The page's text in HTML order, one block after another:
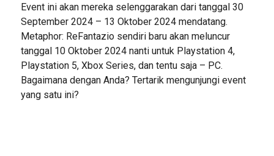
Event ini akan mereka selenggarakan dari tanggal 30
September 2024 – 13 Oktober 2024 mendatang.
Metaphor: ReFantazio sendiri baru akan meluncur
tanggal 10 Oktober 2024 nanti untuk Playstation 4,
Playstation 5, Xbox Series, dan tentu saja – PC.
Bagaimana dengan Anda? Tertarik mengunjungi event
yang satu ini?